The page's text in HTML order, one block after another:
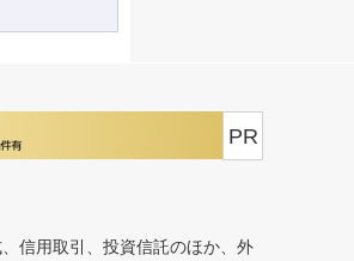
PR
信用取引、投資信託のほか、外